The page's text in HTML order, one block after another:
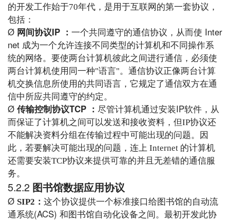
的开发工作始于70年代，是用于互联网的第一套协议 ，
包括：
Ø 网间协议IP ： 一个共同遵守的通信协议，从而使 Inter
net 成为一个允许连接不同类型的计算机和不同操作系
统的网络。要使两台计算机彼此之间进行通信，必须使
两台计算机使用同一种"语言"。通信协议正像两台计算
机交换信息所使用的共同语言，它规定了通信双方在通
信中所应共同遵守的约定。
Ø 传输控制协议TCP ： 尽管计算机通过安装IP软件，从
而保证了计算机之间可以发送和接收资料，但IP协议还
不能解决资料分组在传输过程中可能出现的问题。因
此，若要解决可能出现的问题，连上 Internet 的计算机
还需要安装TCP协议来提供可靠的并且无差错的通信服
务。
5.2.2 图书馆数据应用协议
Ø SIP2 ： 这个协议提供一个标准接口 给 图书馆的自动流
通系统(ACS) 和 图书馆自动化设备之间。最初开发此协